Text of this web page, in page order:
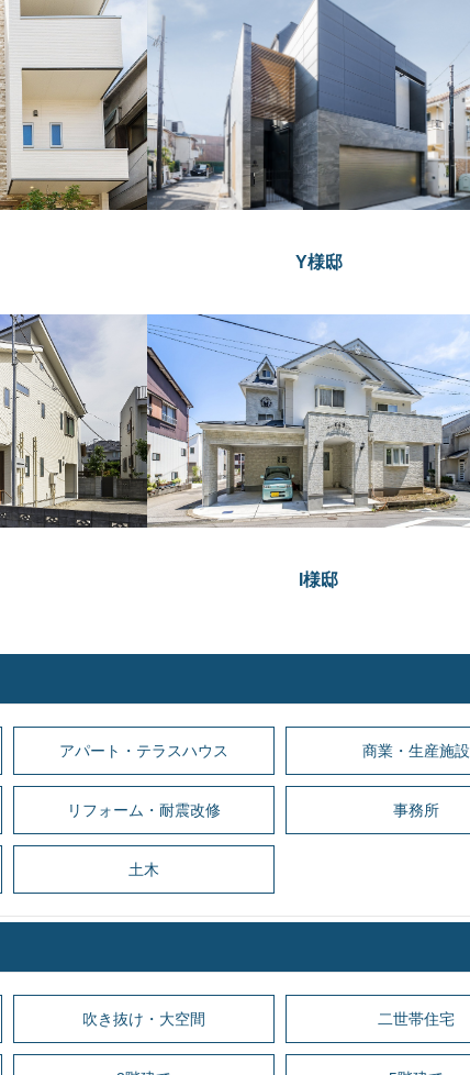
Y様邸
I様邸
アパート・テラスハウス 商業・生産施設
リフォーム・耐震改修 事務所
土木
吹き抜け・大空間 二世帯住宅